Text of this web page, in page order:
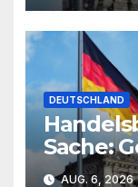
DEUTSCHLAND
Sache:
Video
AUG. 6, 2026